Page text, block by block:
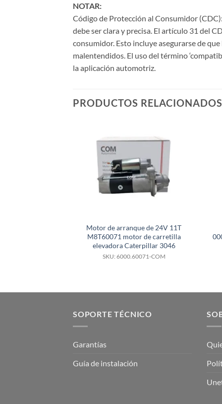
NOTAR:
Código de Protección al Consumidor
debe ser clara y precisa. El artículo 31 del
consumidor. Esto incluye asegurarse de
malentendidos. El uso del término
la aplicación automotriz.
PRODUCTOS RELACIONADOS
Motor de arranque de 24V 11T
M8T60071 motor de carretilla
elevadora Caterpillar 3046
SKU: 6000.60071-COM
SOPORTE TÉCNICO
Garantías
Guía de instalación